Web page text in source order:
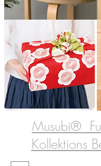
Musubi®
Kollektions